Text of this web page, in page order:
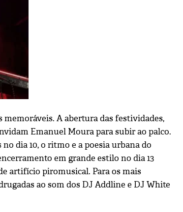
A abertura das festividades,
Emanuel Moura para subir ao palco.
dia 10, o ritmo e a poesia urbana do
em grande estilo no dia 13
artifício piromusical. Para os mais
ao som dos DJ Addline e DJ White